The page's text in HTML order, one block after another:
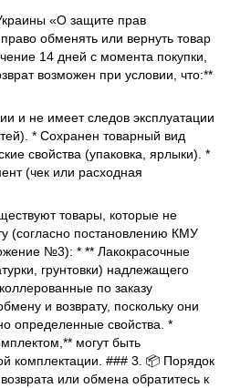
«О защите прав
обменять или вернуть товар
14 дней с момента покупки,
возможен при условии, что:**
и не имеет следов эксплуатации
* Сохранен товарный вид
свойства (упаковка, ярлыки). *
(чек или расходная
товары, которые не
(согласно постановлению КМУ
№3): * ** Лакокрасочные
грунтовки) надлежащего
по заказу
и возврату, поскольку они
определенные свойства. *
могут быть
комплектации. ### 3. 📦 Порядок
или обмена обратитесь к